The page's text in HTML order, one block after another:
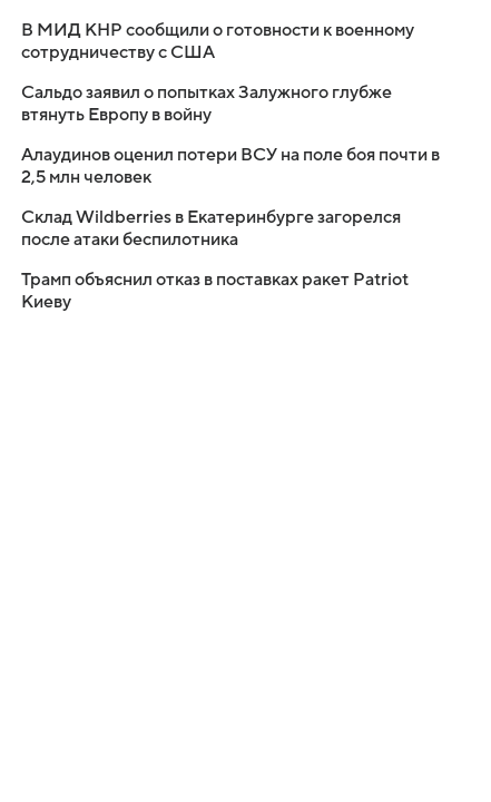
В МИД КНР сообщили о готовности к военному
сотрудничеству с США
Сальдо заявил о попытках Залужного глубже
втянуть Европу в войну
Алаудинов оценил потери ВСУ на поле боя почти в
2,5 млн человек
Склад Wildberries в Екатеринбурге загорелся
после атаки беспилотника
Трамп объяснил отказ в поставках ракет Patriot
Киеву